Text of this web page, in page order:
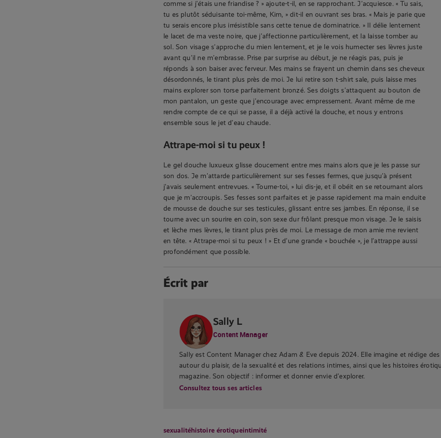
comme si j’étais une friandise ? » ajoute-t-il, en se rapprochant. J’acquiesce. « Tu sais,
tu es plutôt séduisante toi-même, Kim, » dit-il en ouvrant ses bras. « Mais je parie que
tu serais encore plus irrésistible sans cette tenue de dominatrice. » Il délie lentement
le lacet de ma veste noire, que j’affectionne particulièrement, et la laisse tomber au
sol. Son visage s’approche du mien lentement, et je le vois humecter ses lèvres juste
avant qu’il ne m’embrasse. Prise par surprise au début, je ne réagis pas, puis je
réponds à son baiser avec ferveur. Mes mains se frayent un chemin dans ses cheveux
désordonnés, le tirant plus près de moi. Je lui retire son t-shirt sale, puis laisse mes
mains explorer son torse parfaitement bronzé. Ses doigts s’attaquent au bouton de
mon pantalon, un geste que j’encourage avec empressement. Avant même de me
rendre compte de ce qui se passe, il a déjà activé la douche, et nous y entrons
ensemble sous le jet d’eau chaude.
Attrape-moi si tu peux !
Le gel douche luxueux glisse doucement entre mes mains alors que je les passe sur
son dos. Je m’attarde particulièrement sur ses fesses fermes, que jusqu’à présent
j’avais seulement entrevues. « Tourne-toi, » lui dis-je, et il obéit en se retournant alors
que je m’accroupis. Ses fesses sont parfaites et je passe rapidement ma main enduite
de mousse de douche sur ses testicules, glissant entre ses jambes. En réponse, il se
tourne avec un sourire en coin, son sexe dur frôlant presque mon visage. Je le saisis
et lèche mes lèvres, le tirant plus près de moi. Le message de mon amie me revient
en tête. « Attrape-moi si tu peux ! » Et d’une grande « bouchée », je l’attrappe aussi
profondément que possible.
Écrit par
Sally L
Content Manager
Sally est Content Manager chez Adam & Eve depuis 2024. Elle imagine et rédige
autour du plaisir, de la sexualité et des relations intimes, ainsi que les histoires
magazine. Son objectif : informer et donner envie d’explorer.
Consultez tous ses articles
sexualitéhistoire érotiqueintimité